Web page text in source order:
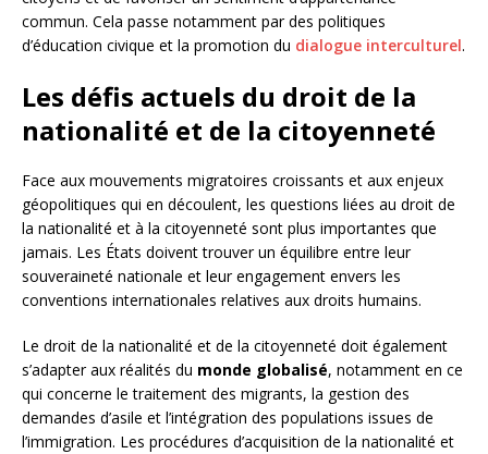
commun. Cela passe notamment par des politiques
d’éducation civique et la promotion du dialogue interculturel.
Les défis actuels du droit de la
nationalité et de la citoyenneté
Face aux mouvements migratoires croissants et aux enjeux
géopolitiques qui en découlent, les questions liées au droit de
la nationalité et à la citoyenneté sont plus importantes que
jamais. Les États doivent trouver un équilibre entre leur
souveraineté nationale et leur engagement envers les
conventions internationales relatives aux droits humains.
Le droit de la nationalité et de la citoyenneté doit également
s’adapter aux réalités du monde globalisé, notamment en ce
qui concerne le traitement des migrants, la gestion des
demandes d’asile et l’intégration des populations issues de
l’immigration. Les procédures d’acquisition de la nationalité et